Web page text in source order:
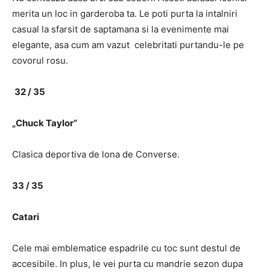
merita un loc in garderoba ta. Le poti purta la intalniri
casual la sfarsit de saptamana si la evenimente mai
elegante, asa cum am vazut celebritati purtandu-le pe
covorul rosu.
32 / 35
„Chuck Taylor”
Clasica deportiva de lona de Converse.
33 / 35
Catari
Cele mai emblematice espadrile cu toc sunt destul de
accesibile. In plus, le vei purta cu mandrie sezon dupa